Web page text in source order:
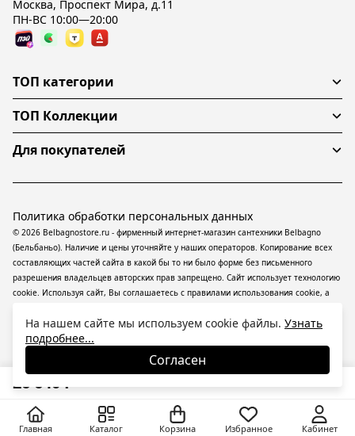
26 640 ₽
Главная Каталог Корзина Избранное Кабинет
Москва, Проспект Мира, д.11
ПН-ВС 10:00—20:00
ТОП категории
ТОП Коллекции
Для покупателей
© 2026 Belbagnostore.ru - фирменный интернет-магазин сантехники Belbagno
(Бельбаньо). Наличие и цены уточняйте у наших операторов. Копирование всех
составляющих частей сайта в какой бы то ни было форме без письменного
разрешения владельцев авторских прав запрещено. Сайт использует технологию
cookie. Используя сайт, Вы соглашаетесь с правилами использования cookie, а
ресурсе применяютсярекомендательные технологии(информационные
технологии предоставления информации на основе сбора, систематизации и
анализа сведений, относящихся к предпочтениям пользователей сети
«Интернет», находящихся на территории Российской Федерации).
Политика обработки персональных данных
На нашем сайте мы используем cookie файлы. Узнать
подробнее...
Согласен